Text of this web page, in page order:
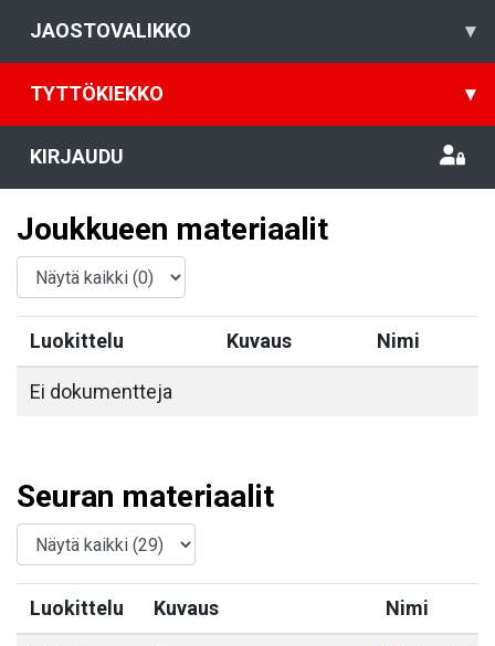
JAOSTOVALIKKO ▾
TYTTÖKIEKKO ▾
KIRJAUDU
Joukkueen materiaalit
Luokittelu Kuvaus Nimi
Ei dokumentteja
Seuran materiaalit
Luokittelu Kuvaus Nimi